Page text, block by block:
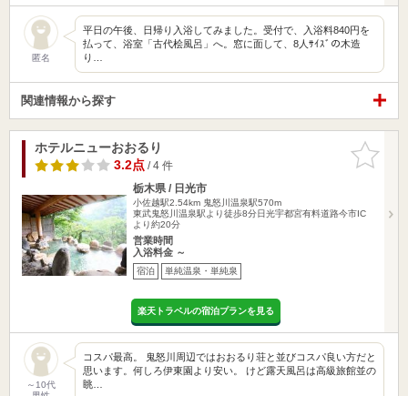
匿名
平日の午後、日帰り入浴してみました。受付で、入浴料840円を
払って、浴室「古代桧風呂」へ。窓に面して、8人ｻｲｽﾞの木造
り…
関連情報から探す
お気に入
りに追加
ホテルニューおおるり
3.2点/ 4 件
栃木県 / 日光市
小佐越駅2.54km 鬼怒川温泉駅570m
東武鬼怒川温泉駅より徒歩8分日光宇都宮有料道路今市IC
より約20分
営業時間
入浴料金 ～
宿泊 単純温泉・単純泉
楽天トラベルの宿泊プランを見る
～10代
コスパ最高。 鬼怒川周辺ではおおるり荘と並びコスパ良い方だと
思います。何しろ伊東園より安い。 けど露天風呂は高級旅館並の
眺…